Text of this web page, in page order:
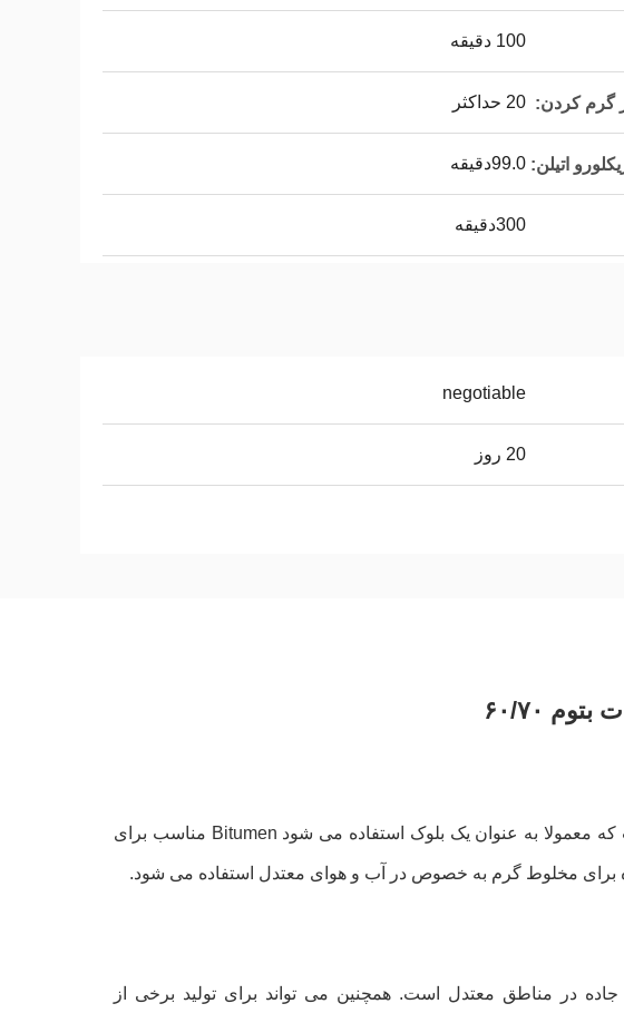
100 دقیقه
گرم کردن: 20 حداکثر
اتیلن: 99.0دقيقه
300دقيقه
negotiable
20 روز
بتوم ۶۰/۷۰
گروه BS Bitumen Grade 60/70 یک Bitumen استاندارد است که معمولا به عنوان یک بلوک استفاده می شود Bitumen مناسب برای
برای مخلوط گرم به خصوص در آب و هوای معتدل استفاده می شود.
در مناطق معتدل است. همچنین می تواند برای تولید برخی از